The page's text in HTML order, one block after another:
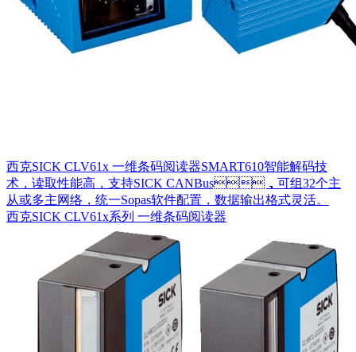
西克SICK CLV61x 一维条码阅读器SMART610智能解码技
术，读取性能高，支持SICK CANBus，可组32个主
从或多主网络，统一Sopas软件配置，数据输出格式灵活。
西克SICK CLV61x系列 一维条码阅读器